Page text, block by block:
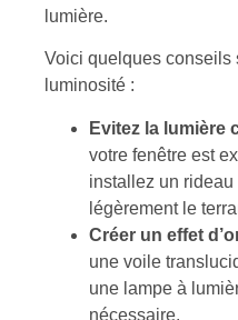
lumière.
Voici quelques conseils
luminosité :
Evitez la lumière
votre fenêtre est
installez un
légèrement le
Créer un effet
une voile
une lampe à
nécessaire.